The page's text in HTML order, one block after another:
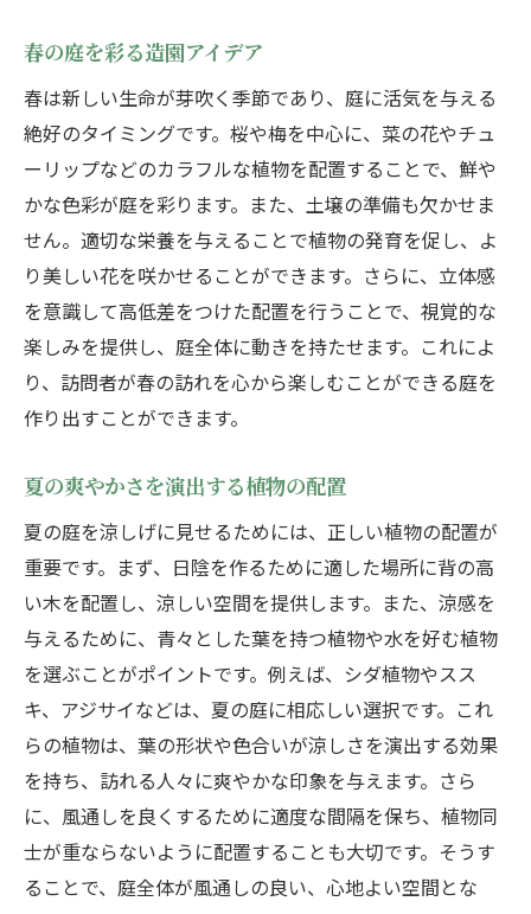
春の庭を彩る造園アイデア
春は新しい生命が芽吹く季節であり、庭に活気を与える
絶好のタイミングです。桜や梅を中心に、菜の花やチュ
ーリップなどのカラフルな植物を配置することで、鮮や
かな色彩が庭を彩ります。また、土壌の準備も欠かせま
せん。適切な栄養を与えることで植物の発育を促し、よ
り美しい花を咲かせることができます。さらに、立体感
を意識して高低差をつけた配置を行うことで、視覚的な
楽しみを提供し、庭全体に動きを持たせます。これによ
り、訪問者が春の訪れを心から楽しむことができる庭を
作り出すことができます。
夏の爽やかさを演出する植物の配置
夏の庭を涼しげに見せるためには、正しい植物の配置が
重要です。まず、日陰を作るために適した場所に背の高
い木を配置し、涼しい空間を提供します。また、涼感を
与えるために、青々とした葉を持つ植物や水を好む植物
を選ぶことがポイントです。例えば、シダ植物やスス
キ、アジサイなどは、夏の庭に相応しい選択です。これ
らの植物は、葉の形状や色合いが涼しさを演出する効果
を持ち、訪れる人々に爽やかな印象を与えます。さら
に、風通しを良くするために適度な間隔を保ち、植物同
士が重ならないように配置することも大切です。そうす
ることで、庭全体が風通しの良い、心地よい空間とな